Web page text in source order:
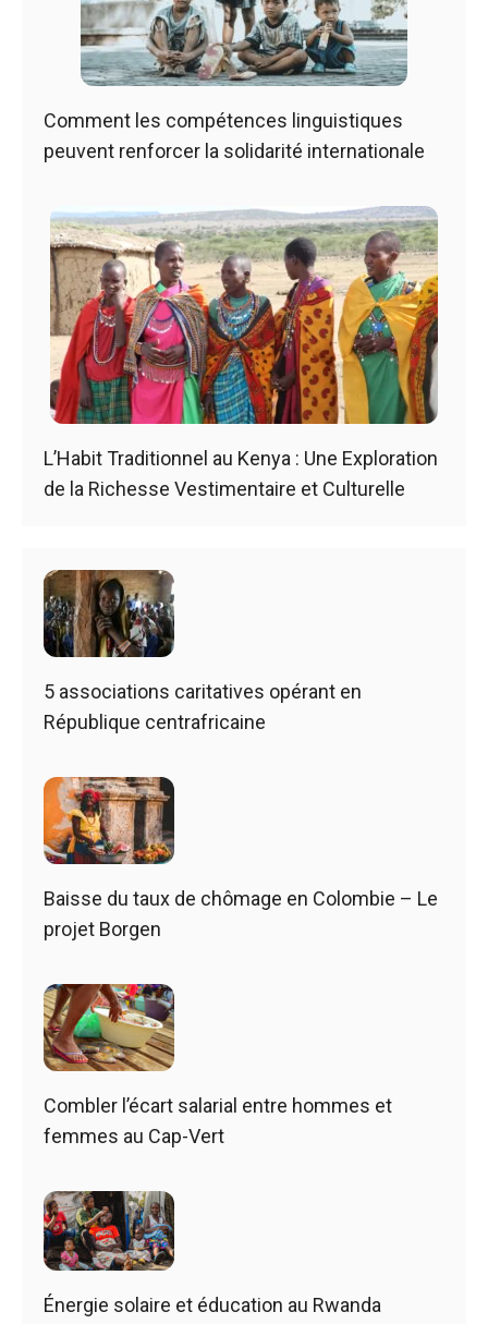
Comment les compétences linguistiques
peuvent renforcer la solidarité internationale
L’Habit Traditionnel au Kenya : Une Exploration
de la Richesse Vestimentaire et Culturelle
5 associations caritatives opérant en
République centrafricaine
Baisse du taux de chômage en Colombie – Le
projet Borgen
Combler l’écart salarial entre hommes et
femmes au Cap-Vert
Énergie solaire et éducation au Rwanda